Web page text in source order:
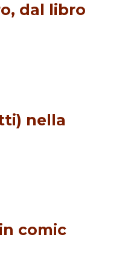
dal libro
nella
comic